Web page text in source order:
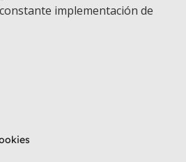
implementación de